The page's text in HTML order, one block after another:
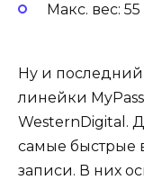
Макс. вес: 55
Ну и
линейки
WesternDigital.
самые быстрые
записи. В них